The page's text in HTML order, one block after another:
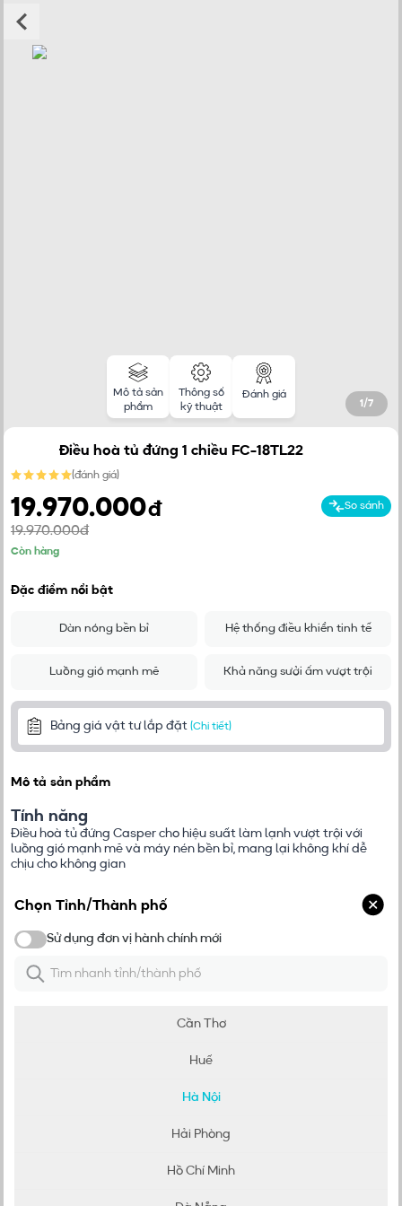
1 /7
Mô tả sản
phẩm
Thông số
kỹ thuật
Đánh giá
Điều hoà tủ đứng 1 chiều FC-18TL22
(đánh giá)
So sánh
19.970.000đ
19.970.000đ
Còn hàng
Đặc điểm nổi bật
Dàn nóng bền bỉ Hệ thống điều khiển tinh tế
Luồng gió mạnh mẽ Khả năng sưởi ấm vượt trội
Bảng giá vật tư lắp đặt (Chi tiết)
Mô tả sản phẩm
Tính năng
Điều hoà tủ đứng Casper cho hiệu suất làm lạnh vượt trội với
luồng gió mạnh mẽ và máy nén bền bỉ, mang lại không khí dễ
chịu cho không gian
Thiết kế dàn nóng bền bỉ, đảm bảo hoạt động của máy ngay cả
độ C đến 49 độ C. Thiết kế máy nén lớn hơn, đem lại khả năng
Xem thêm
Chọn Tỉnh/Thành phố
Đơn vị hành chính mới
Sử dụng đơn vị hành chính mới
Cần Thơ
Huế
Hà Nội
Hải Phòng
Hồ Chí Minh